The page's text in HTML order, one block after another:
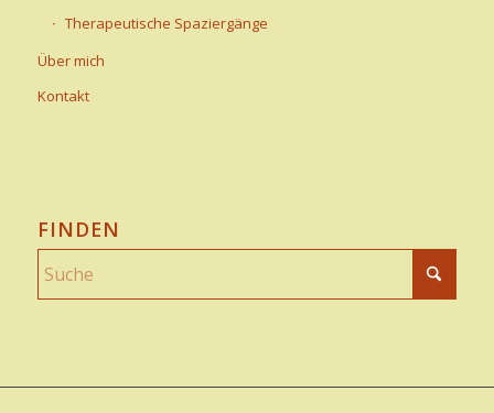
Therapeutische Spaziergänge
Über mich
Kontakt
FINDEN